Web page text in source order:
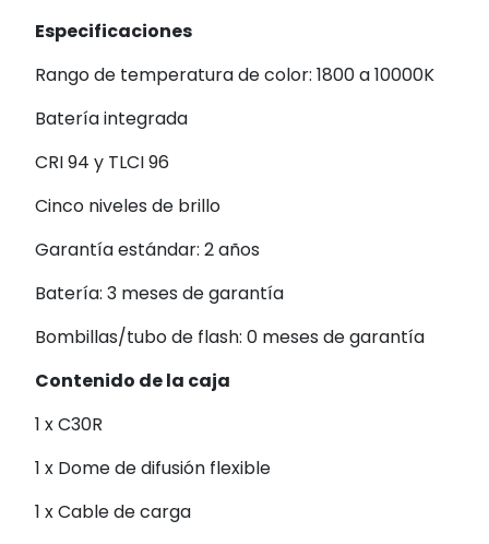
Especificaciones
Rango de temperatura de color: 1800 a 10000K
Batería integrada
CRI 94 y TLCI 96
Cinco niveles de brillo
Garantía estándar: 2 años
Batería: 3 meses de garantía
Bombillas/tubo de flash: 0 meses de garantía
Contenido de la caja
1 x C30R
1 x Dome de difusión flexible
1 x Cable de carga